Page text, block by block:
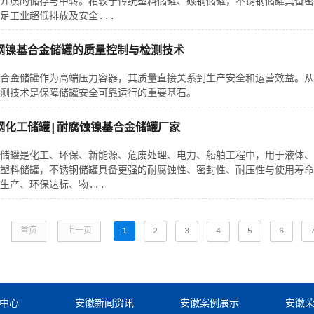
工业超低排放及安全...
镍基合金储罐的质量控制与检测技术
金储罐作为高端压力容器，其质量直接关系到生产安全和运营效益。
技术是保障储罐安全可靠运行的重要基石。
化工储罐|耐腐蚀镍基合金储罐厂家
罐是化工、环保、新能源、危废处理、电力、船舶工程中，用于液体
料储罐，不锈钢储罐具备更强的耐腐蚀性、密封性、耐压性与使用寿
产、环保达标、物...
首页 上一页 1 2 3 4 5 6
心 安徽新闻资讯 安徽案例展示 安徽